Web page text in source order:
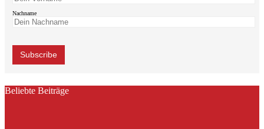
Nachname
Beliebte Beiträge